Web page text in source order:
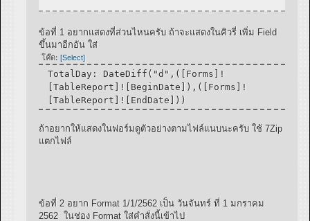
ข้อที่ 1 อยากแสดงที่ส่วนไหนครับ ถ้าจะแสดงในคิวรี่ เพิ่ม Field
ขึ้นมาอีกอัน ใส่
โค๊ด: [Select]
TotalDay: DateDiff("d",([Forms]!
[TableReport]![BeginDate]),([Forms]!
[TableReport]![EndDate]))
ถ้าอยากให้แสดงในฟอร์มดูตัวอย่างตามไฟล์แนบนะครับ ใช้ 7Zip
แตกไฟล์
ข้อที่ 2 อยาก Format 1/1/2562 เป็น วันจันทร์ ที่ 1 มกราคม
2562 ในช่อง Format ใส่คำสั่งนี้เข้าไป